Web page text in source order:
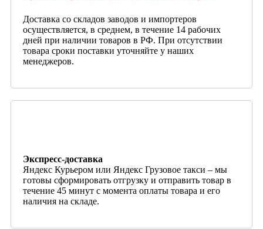
Доставка со складов заводов и импортеров
осуществляется, в среднем, в течение 14 рабочих
дней при наличии товаров в РФ. При отсутствии
товара сроки поставки уточняйте у наших
менеджеров.
Экспресс-доставка
Яндекс Курьером или Яндекс Грузовое такси – мы
готовы сформировать отгрузку и отправить товар в
течение 45 минут с момента оплаты товара и его
наличия на складе.